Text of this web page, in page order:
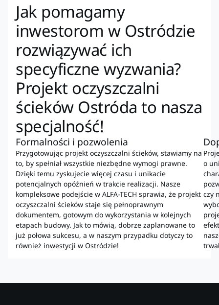
Jak pomagamy
inwestorom w Ostródzie
rozwiązywać ich
specyficzne wyzwania?
Projekt oczyszczalni
ścieków Ostróda to nasza
specjalność!
Formalności i pozwolenia
Przygotowując projekt oczyszczalni ścieków, stawiamy na
to, by spełniał wszystkie niezbędne wymogi prawne.
Dzięki temu zyskujecie więcej czasu i unikacie
potencjalnych opóźnień w trakcie realizacji. Nasze
kompleksowe podejście w ALFA-TECH sprawia, że projekt
oczyszczalni ścieków staje się pełnoprawnym
dokumentem, gotowym do wykorzystania w kolejnych
etapach budowy. Jak to mówią, dobrze zaplanowane to
już połowa sukcesu, a w naszym przypadku dotyczy to
również inwestycji w Ostródzie!
o
czy